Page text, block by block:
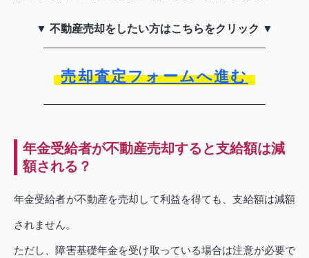
▼ 不動産売却をしたい方はこちらをクリック ▼
売却査定フォームへ進む
年金受給者が不動産売却すると支給額は減
額される？
年金受給者が不動産を売却して利益を得ても、支給額は減額
されません。
ただし、障害基礎年金を受け取っている場合は注意が必要で